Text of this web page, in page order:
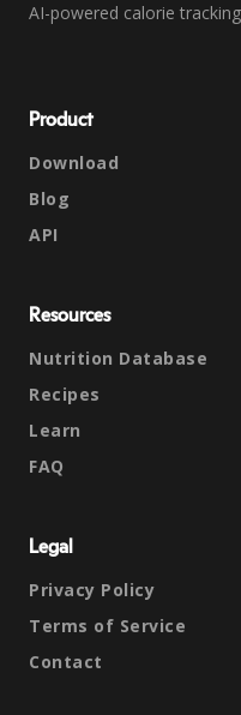
AI-powered calorie
Product
Download
Blog
API
Resources
Nutrition Database
Recipes
Learn
FAQ
Legal
Privacy Policy
Terms of Service
Contact